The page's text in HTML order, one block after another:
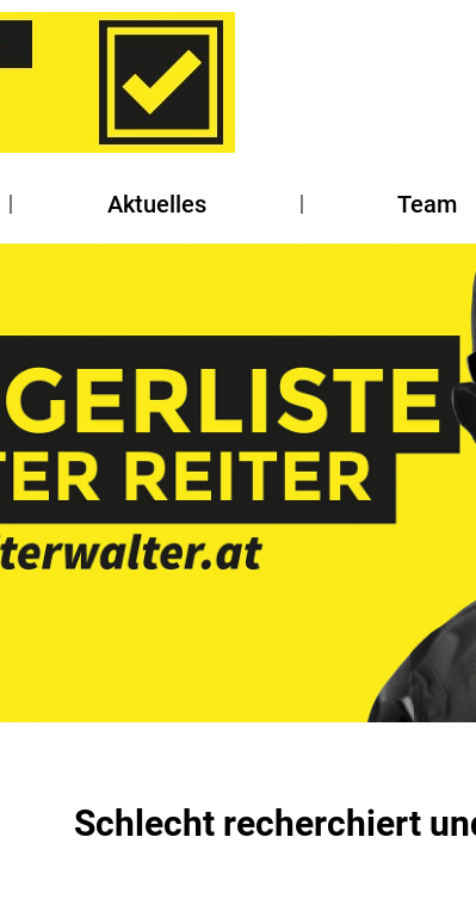
Aktuelles Team
Schlecht recherchiert